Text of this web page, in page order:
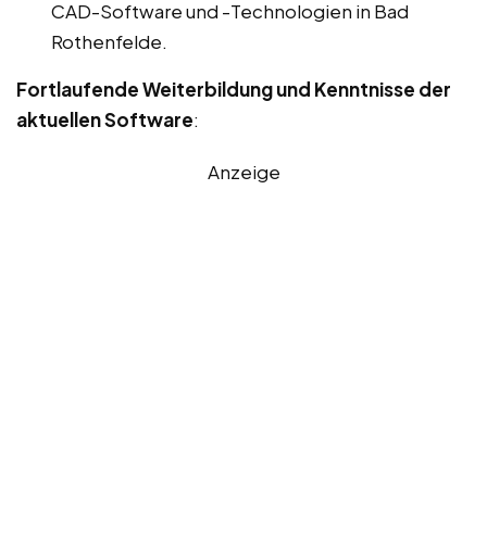
CAD-Software und -Technologien in Bad
Rothenfelde.
Fortlaufende Weiterbildung und Kenntnisse der
aktuellen Software:
Anzeige